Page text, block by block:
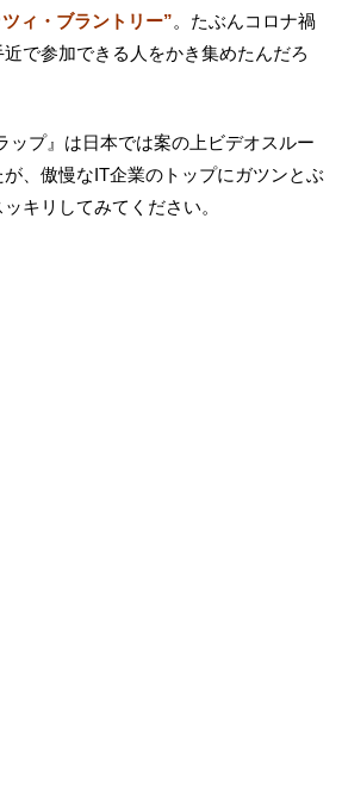
ィ・ブラントリー”。たぶんコロナ禍
で参加できる人をかき集めたんだろ
ップ』は日本では案の上ビデオスルー
、傲慢なIT企業のトップにガツンとぶ
キリしてみてください。